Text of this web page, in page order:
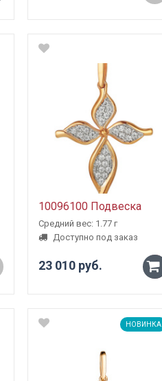
10096100 Подвеска
Средний вес: 1.77 г
Доступно под заказ
23 010 руб. -
НОВИНКА